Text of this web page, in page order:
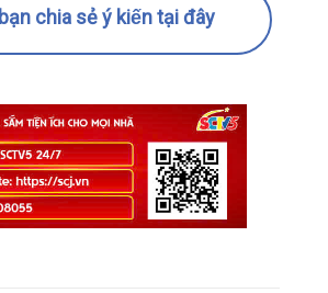
chia sẻ ý kiến tại đây